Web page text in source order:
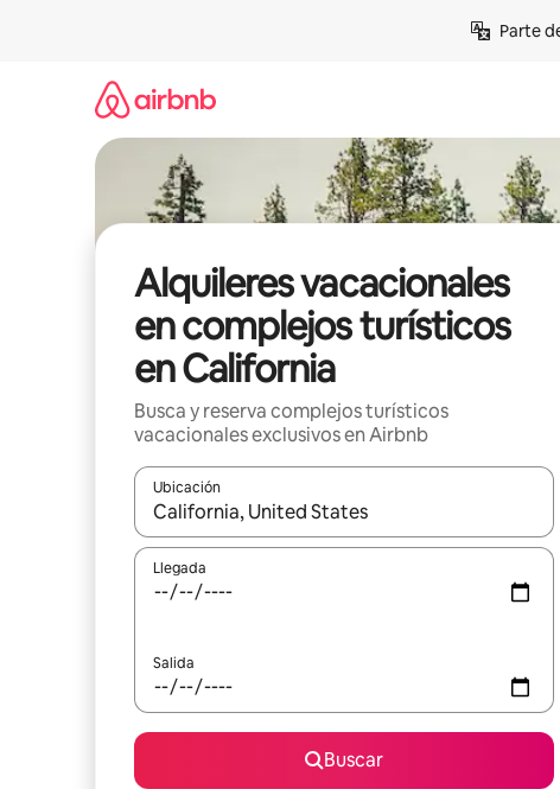
Parte
Alquileres vacacionales
en complejos turísticos
en California
Busca y reserva complejos turísticos
vacacionales exclusivos en Airbnb
Ubicación
Cuando los resultados estén disponibles, navega
Llegada
Salida
Buscar